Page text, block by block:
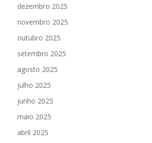
dezembro 2025
novembro 2025
outubro 2025
setembro 2025
agosto 2025
julho 2025
junho 2025
maio 2025
abril 2025